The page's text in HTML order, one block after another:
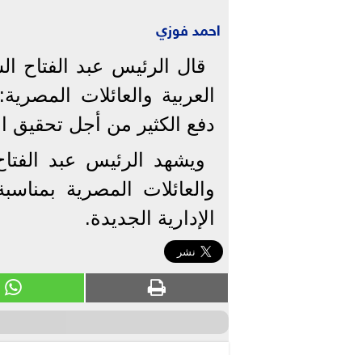
احمد فوزي
قال الرئيس عبد الفتاح
العربية والعائلات
دفع الكثير من أجل تحقيق
ويشهد الرئيس عبد
والعائلات المصرية
الإدارية الجديدة.